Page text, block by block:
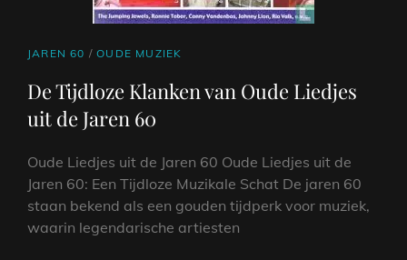
CAT
JAREN 60 /OUDE MUZIEK
De Tijdloze Klanken van Oude Liedjes
uit de Jaren 60
Oude Liedjes uit de Jaren 60 Oude Liedjes uit de
Jaren 60: Een Tijdloze Muzikale Schat De jaren 60
staan bekend als een gouden tijdperk voor muziek,
waarin legendarische artiesten